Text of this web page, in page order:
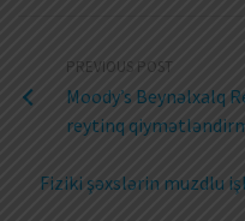
PREVIOUS POST
Moody’s Beynəlxalq
reytinq
Fiziki şəxslərin muzdlu